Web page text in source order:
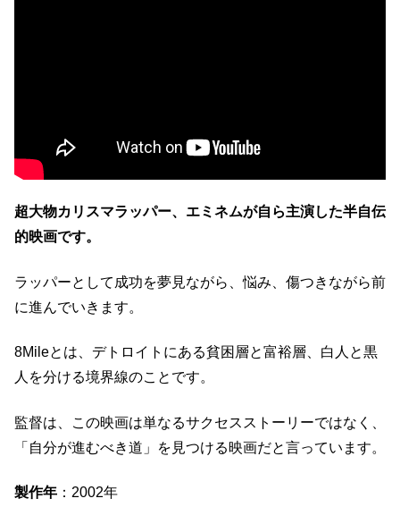
超大物カリスマラッパー、エミネムが自ら主演した半自伝
的映画です。
ラッパーとして成功を夢見ながら、悩み、傷つきながら前
に進んでいきます。
8Mileとは、デトロイトにある貧困層と富裕層、白人と黒
人を分ける境界線のことです。
監督は、この映画は単なるサクセスストーリーではなく、
「自分が進むべき道」を見つける映画だと言っています。
製作年 ：2002年